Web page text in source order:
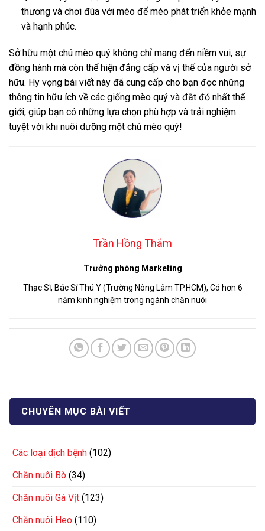
thương và chơi đùa với mèo để mèo phát triển khỏe mạnh
và hạnh phúc.
Sở hữu một chú mèo quý không chỉ mang đến niềm vui, sự
đồng hành mà còn thể hiện đẳng cấp và vị thế của người sở
hữu. Hy vọng bài viết này đã cung cấp cho bạn đọc những
thông tin hữu ích về các giống mèo quý và đắt đỏ nhất thế
giới, giúp bạn có những lựa chọn phù hợp và trải nghiệm
tuyệt vời khi nuôi dưỡng một chú mèo quý!
Trần Hồng Thắm
Trưởng phòng Marketing
Thạc Sĩ, Bác Sĩ Thú Y (Trường Nông Lâm TP.HCM), Có hơn 6
năm kinh nghiệm trong ngành chăn nuôi
CHUYÊN MỤC BÀI VIẾT
Các loại dịch bệnh (102)
Chăn nuôi Bò (34)
Chăn nuôi Gà Vịt (123)
Chăn nuôi Heo (110)